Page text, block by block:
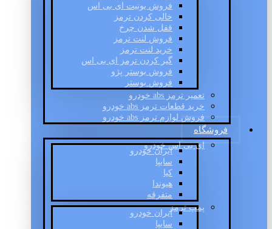
فروش یونیت ای بی اس
خالی کردن ترمز
قفل شدن چرخ
فروش لنت ترمز
خرید لنت ترمز
گیر کردن ترمز ای بی اس
فروش بوستر پژو
فروش بوستر
تعمیر ترمز abs خودرو
خرید قطعات ترمز abs خودرو
فروش لوازم ترمز abs خودرو
فروشگاه
ای بی اس خودرو
ایران خودرو
سایپا
کیا
هیوندا
متفرقه
پمپ ترمز
ایران خودرو
سایپا